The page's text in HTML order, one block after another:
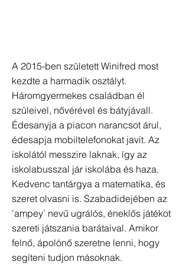
A 2015-ben született Winifred most
kezdte a harmadik osztályt.
Háromgyermekes családban él
szüleivel, nővérével és bátyjávall.
Édesanyja a piacon narancsot árul,
édesapja mobiltelefonokat javít. Az
iskolától messzire laknak, így az
iskolabusszal jár iskolába és haza.
Kedvenc tantárgya a matematika, és
szeret olvasni is. Szabadidejében az
’ampey’ nevű ugrálós, éneklős játékot
szereti játszania barátaival. Amikor
felnő, ápolónő szeretne lenni, hogy
segíteni tudjon másoknak.